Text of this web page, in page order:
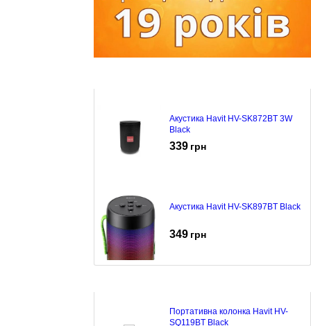
Акустика Havit HV-SK872BT 3W
Black
339 грн
Акустика Havit HV-SK897BT Black
349 грн
Портативна колонка Havit HV-
SQ119BT Black